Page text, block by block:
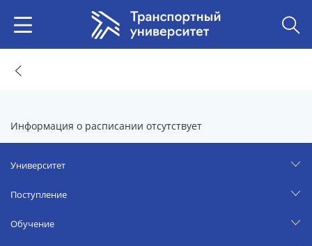
Информация о расписании отсутствует
Университет
Поступление
Обучение